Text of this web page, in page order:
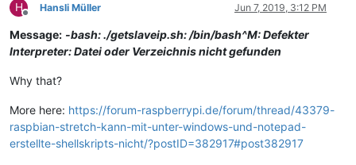
H
Offline
Hansli Müller Jun 7, 2019, 3:12 PM
Message: -bash: ./getslaveip.sh: /bin/bash^M: Defekter
Interpreter: Datei oder Verzeichnis nicht gefunden
Why that?
More here: https://forum-raspberrypi.de/forum/thread/43379-
raspbian-stretch-kann-mit-unter-windows-und-notepad-
erstellte-shellskripts-nicht/?postID=382917#post382917